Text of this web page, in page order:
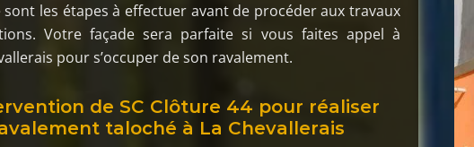
les étapes à effectuer avant de procéder aux travaux
Votre façade sera parfaite si vous faites appel à
pour s’occuper de son ravalement.
de SC Clôture 44 pour réaliser
taloché à La Chevallerais